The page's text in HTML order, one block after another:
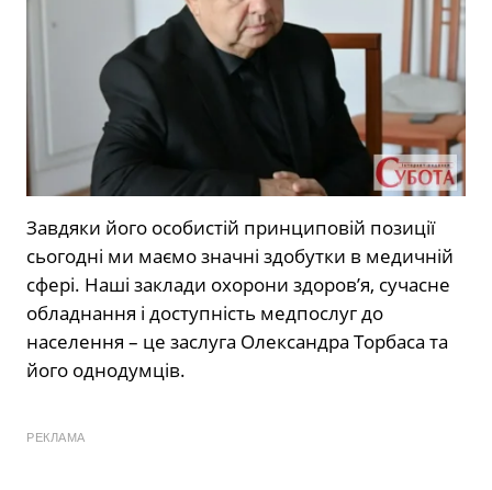
Завдяки його особистій принциповій позиції
сьогодні ми маємо значні здобутки в медичній
сфері. Наші заклади охорони здоров’я, сучасне
обладнання і доступність медпослуг до
населення – це заслуга Олександра Торбаса та
його однодумців.
РЕКЛАМА